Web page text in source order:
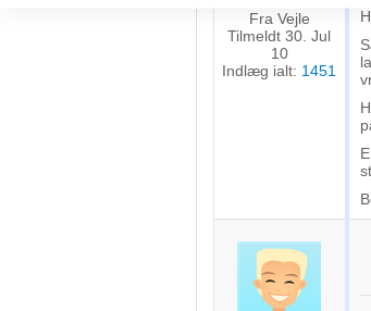
Fra Vejle
Tilmeldt 30. Jul
10
Indlæg ialt: 1451
Bruge profiler til at vælge tilpasset indhold
Forstå målgrupper gennem statistikker eller
Bruge begrænsede oplysninger til at vælge